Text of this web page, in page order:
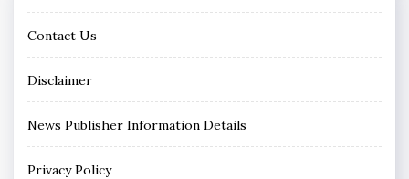
Contact Us
Disclaimer
News Publisher Information Details
Privacy Policy